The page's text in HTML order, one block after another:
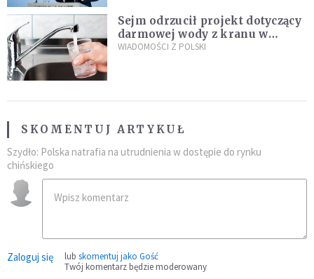
Sejm odrzucił projekt dotyczący
darmowej wody z kranu w
restauracjach
WIADOMOŚCI Z POLSKI
SKOMENTUJ ARTYKUŁ
Szydło: Polska natrafia na utrudnienia w dostępie do rynku
chińskiego
Zaloguj się lub skomentuj jako Gość
Twój komentarz będzie moderowany